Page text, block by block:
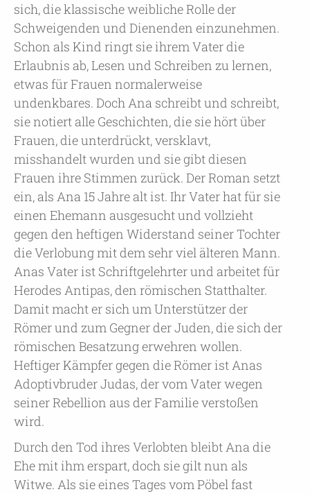
sich, die klassische weibliche Rolle der
Schweigenden und Dienenden einzunehmen.
Schon als Kind ringt sie ihrem Vater die
Erlaubnis ab, Lesen und Schreiben zu lernen,
etwas für Frauen normalerweise
undenkbares. Doch Ana schreibt und schreibt,
sie notiert alle Geschichten, die sie hört über
Frauen, die unterdrückt, versklavt,
misshandelt wurden und sie gibt diesen
Frauen ihre Stimmen zurück. Der Roman setzt
ein, als Ana 15 Jahre alt ist. Ihr Vater hat für sie
einen Ehemann ausgesucht und vollzieht
gegen den heftigen Widerstand seiner Tochter
die Verlobung mit dem sehr viel älteren Mann.
Anas Vater ist Schriftgelehrter und arbeitet für
Herodes Antipas, den römischen Statthalter.
Damit macht er sich um Unterstützer der
Römer und zum Gegner der Juden, die sich der
römischen Besatzung erwehren wollen.
Heftiger Kämpfer gegen die Römer ist Anas
Adoptivbruder Judas, der vom Vater wegen
seiner Rebellion aus der Familie verstoßen
wird.
Durch den Tod ihres Verlobten bleibt Ana die
Ehe mit ihm erspart, doch sie gilt nun als
Witwe. Als sie eines Tages vom Pöbel fast